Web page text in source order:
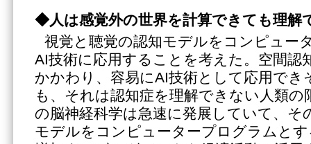
◆人は感覚外の世界を計算できても理解
視覚と聴覚の認知モデルをコンピュー
AI技術に応用することを考えた。空間認
かかわり、容易にAI技術として応用でき
も、それは認知症を理解できない人類の
の脳神経科学は急速に発展していて、そ
モデルをコンピュータープログラムと